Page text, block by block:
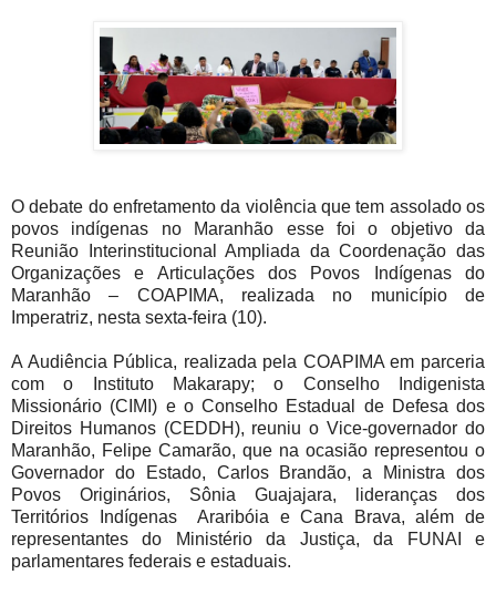
O debate do enfretamento da violência que tem assolado os
povos indígenas no Maranhão esse foi o objetivo da
Reunião Interinstitucional Ampliada da Coordenação das
Organizações e Articulações dos Povos Indígenas do
Maranhão – COAPIMA, realizada no município de
Imperatriz, nesta sexta-feira (10).
A Audiência Pública, realizada pela COAPIMA em parceria
com o Instituto Makarapy; o Conselho Indigenista
Missionário (CIMI) e o Conselho Estadual de Defesa dos
Direitos Humanos (CEDDH), reuniu o Vice-governador do
Maranhão, Felipe Camarão, que na ocasião representou o
Governador do Estado, Carlos Brandão, a Ministra dos
Povos Originários, Sônia Guajajara, lideranças dos
Territórios Indígenas Araribóia e Cana Brava, além de
representantes do Ministério da Justiça, da FUNAI e
parlamentares federais e estaduais.